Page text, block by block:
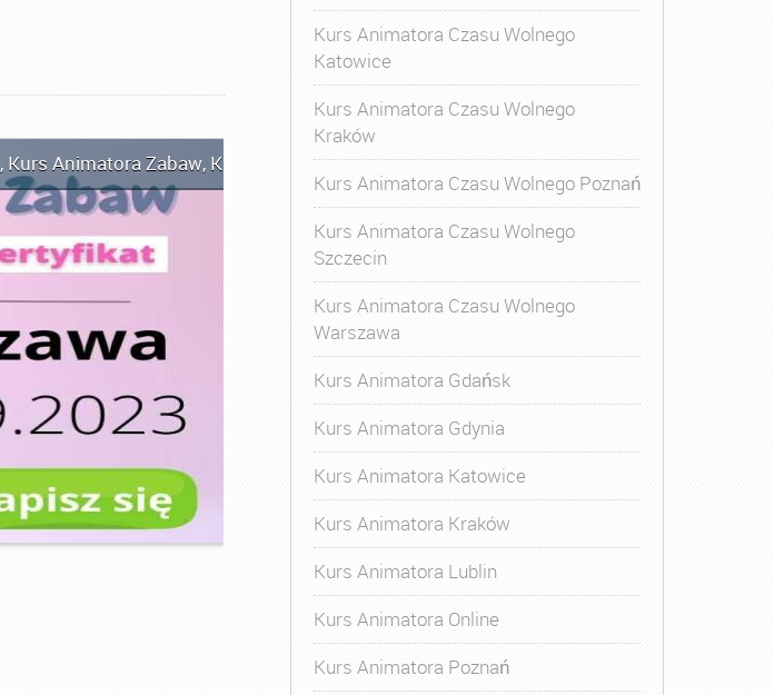
, Kurs Animatora Zabaw, Kurs Animatora Zabaw dla Dzieci,Kurs Animatora Zabaw dla
Kurs Animatora Czasu Wolnego
Katowice
Kurs Animatora Czasu Wolnego
Kraków
Kurs Animatora Czasu Wolnego Poznań
Kurs Animatora Czasu Wolnego
Szczecin
Kurs Animatora Czasu Wolnego
Warszawa
Kurs Animatora Gdańsk
Kurs Animatora Gdynia
Kurs Animatora Katowice
Kurs Animatora Kraków
Kurs Animatora Lublin
Kurs Animatora Online
Kurs Animatora Poznań